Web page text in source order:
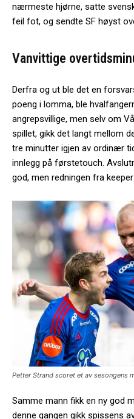
nærmeste hjørne, satte
feil fot, og sendte SF høyst
Vanvittige
Derfra og ut ble det en
poeng i lomma, ble
angrepsvillige, men selv om
spillet, gikk det langt mellom
tre minutter igjen av ordinær
innlegg på førstetouch.
god, men redningen fra
Petter Strand scoret et av sesongens
Samme mann fikk en ny god
denne gangen gikk spissens